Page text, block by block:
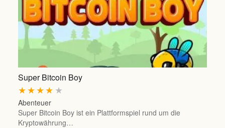
Super Bitcoin Boy
★
★
★
★
★
Abenteuer
Super Bitcoin Boy ist ein Plattformspiel rund um die
Kryptowährung…